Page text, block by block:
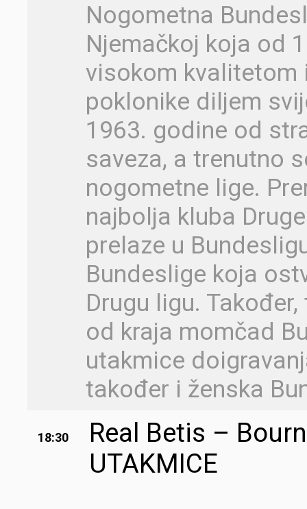
Nogometna
Njemačkoj koja od
visokom kvalitetom
poklonike diljem
1963. godine od
saveza, a trenutno
nogometne lige.
najbolja kluba
prelaze u
Bundeslige koja
Drugu ligu.
od kraja momčad
utakmice
također i ženska
18:30
Real Betis –
UTAKMICE